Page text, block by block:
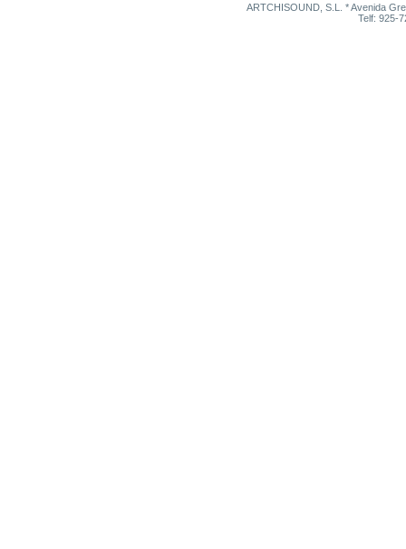
ARTCHISOUND, S.L. * Avenida
Telf: 925-